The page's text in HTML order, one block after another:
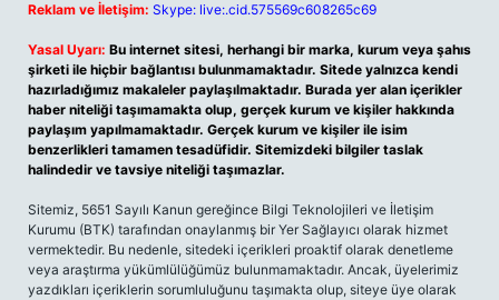
Reklam ve İletişim: Skype: live:.cid.575569c608265c69
Yasal Uyarı: Bu internet sitesi, herhangi bir marka, kurum veya şahıs
şirketi ile hiçbir bağlantısı bulunmamaktadır. Sitede yalnızca kendi
hazırladığımız makaleler paylaşılmaktadır. Burada yer alan içerikler
haber niteliği taşımamakta olup, gerçek kurum ve kişiler hakkında
paylaşım yapılmamaktadır. Gerçek kurum ve kişiler ile isim
benzerlikleri tamamen tesadüfidir. Sitemizdeki bilgiler taslak
halindedir ve tavsiye niteliği taşımazlar.
Sitemiz, 5651 Sayılı Kanun gereğince Bilgi Teknolojileri ve İletişim
Kurumu (BTK) tarafından onaylanmış bir Yer Sağlayıcı olarak hizmet
vermektedir. Bu nedenle, sitedeki içerikleri proaktif olarak denetleme
veya araştırma yükümlülüğümüz bulunmamaktadır. Ancak, üyelerimiz
yazdıkları içeriklerin sorumluluğunu taşımakta olup, siteye üye olarak